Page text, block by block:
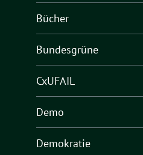
Bücher
Bundesgrüne
CxUFAIL
Demo
Demokratie